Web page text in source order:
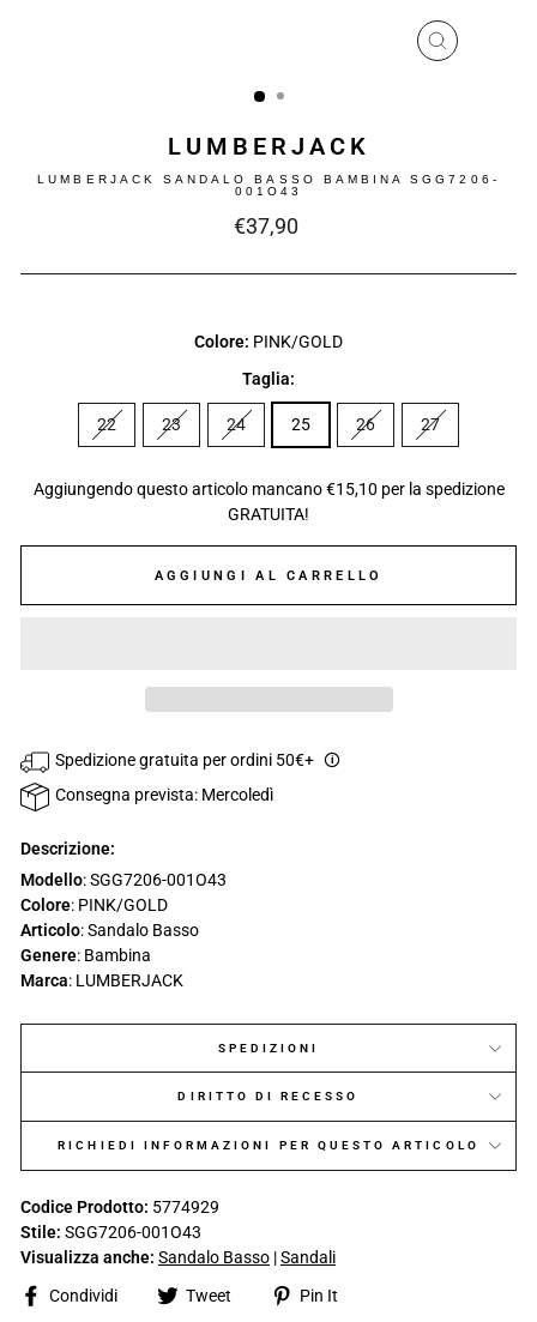
CHIUDI
LUMBERJACK
LUMBERJACK SANDALO BASSO BAMBINA SGG7206-
001O43
Prezzo
€37,90
Colore: PINK/GOLD
Taglia:
22 23 24 25 26 27
Aggiungendo questo articolo mancano €15,10 per la spedizione
GRATUITA!
AGGIUNGI AL CARRELLO
Spedizione gratuita per ordini 50€+ 🛈
Consegna prevista: Mercoledì
Descrizione:
Modello: SGG7206-001O43
Colore: PINK/GOLD
Articolo: Sandalo Basso
Genere: Bambina
Marca: LUMBERJACK
SPEDIZIONI
DIRITTO DI RECESSO
RICHIEDI INFORMAZIONI PER QUESTO ARTICOLO
Codice Prodotto: 5774929
Stile: SGG7206-001O43
Visualizza anche: Sandalo Basso |Sandali
Condividi
Share Tweet
Tweet Pin It